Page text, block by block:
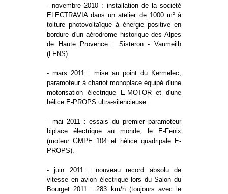
- novembre 2010 : installation de la société
ELECTRAVIA dans un atelier de 1000 m² à
toiture photovoltaïque à énergie positive en
bordure d'un aérodrome historique des Alpes
de Haute Provence : Sisteron - Vaumeilh
(LFNS)
- mars 2011 : mise au point du Kermelec,
paramoteur à chariot monoplace équipé d'une
motorisation électrique E-MOTOR et d'une
hélice E-PROPS ultra-silencieuse.
- mai 2011 : essais du premier paramoteur
biplace électrique au monde, le E-Fenix
(moteur GMPE 104 et hélice quadripale E-
PROPS).
- juin 2011 : nouveau record absolu de
vitesse en avion électrique lors du Salon du
Bourget 2011 : 283 km/h (toujours avec le